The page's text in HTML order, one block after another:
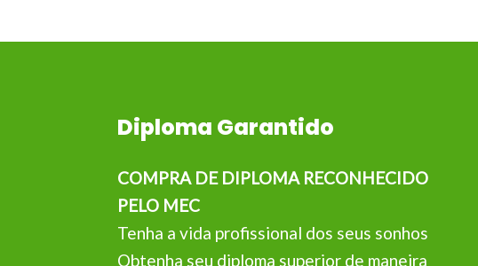
Diploma Garantido
COMPRA DE DIPLOMA RECONHECIDO
PELO MEC
Tenha a vida profissional dos seus sonhos
Obtenha seu diploma superior de maneira